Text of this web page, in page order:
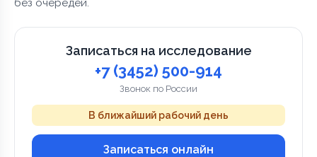
без очередей.
Записаться на исследование
+7 (3452) 500-914
Звонок по России
В ближайший рабочий день
Записаться онлайн